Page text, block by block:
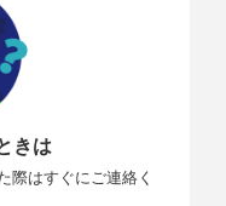
きは
際はすぐにご連絡く